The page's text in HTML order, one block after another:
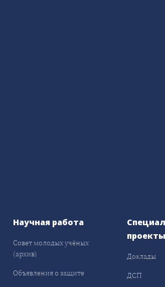
Научная работа
Совет молодых учёных
(архив)
Объявления о защите
проекты
Доклады
ДСП